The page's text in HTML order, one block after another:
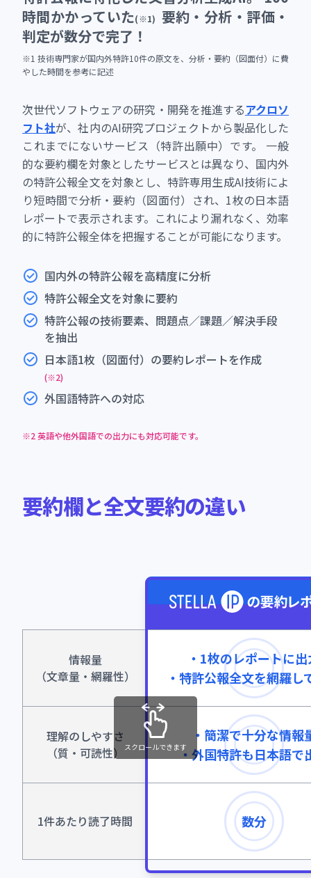
時間かかっていた(※1) 要約・分析・評価・
判定が数分で完了！
※1 技術専門家が国内外特許10件の原文を、分析・要約（図面付）に費
やした時間を参考に記述
次世代ソフトウェアの研究・開発を推進するアクロソ
フト社が、社内のAI研究プロジェクトから製品化した
これまでにないサービス（特許出願中）です。 一般
的な要約欄を対象としたサービスとは異なり、国内外
の特許公報全文を対象とし、特許専用生成AI技術によ
り短時間で分析・要約（図面付）され、1枚の日本語
レポートで表示されます。これにより漏れなく、効率
的に特許公報全体を把握することが可能になります。
国内外の特許公報を高精度に分析
特許公報全文を対象に要約
特許公報の技術要素、問題点／課題／解決手段
を抽出
日本語1枚（図面付）の要約レポートを作成
(※2)
外国語特許への対応
※2 英語や他外国語での出力にも対応可能です。
要約欄と全文要約の違い
情報量
（文章量・網羅性）
・1枚のレポートに
・特許公報全文を網羅し
◎
理解のしやすさ
（質・可読性）
・簡潔で十分な情報
・外国特許も日本語で
◎
1件あたり読了時間 数分
◎
スクロールできます